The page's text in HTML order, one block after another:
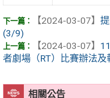
相關公告
【2024-03-07】
(3/9)
【2024-03-07】
者劇場（RT）比賽辦法及